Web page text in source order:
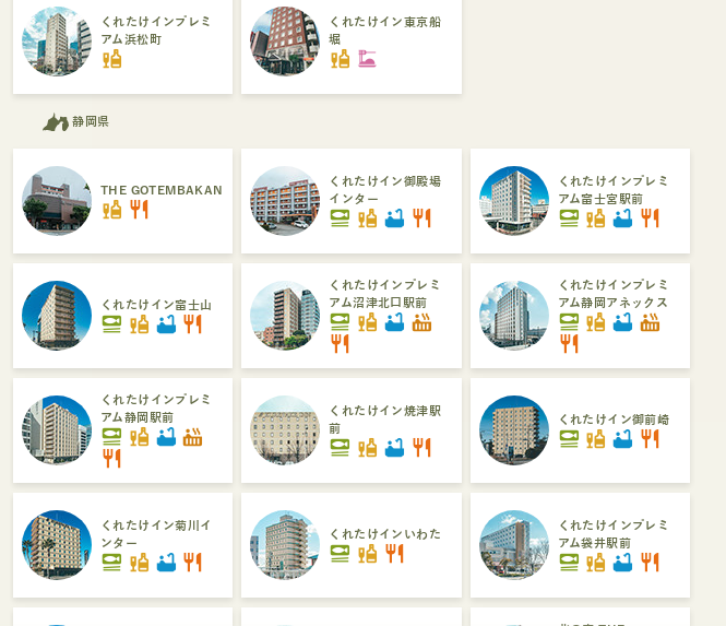
くれたけインプレミ
アム浜松町
liquor
くれたけイン東京船
堀
liquor dinner_dining
静岡県
THE GOTEMBAKAN
liquor restaurant
くれたけイン御殿場
インター
set_meal liquor bathtub restaurant
くれたけインプレミ
アム富士宮駅前
set_meal liquor bathtub restaurant
くれたけイン富士山
set_meal liquor bathtub restaurant
くれたけインプレミ
アム沼津北口駅前
set_meal liquor bathtub hot_tub
restaurant
くれたけインプレミ
アム静岡アネックス
set_meal liquor bathtub hot_tub
restaurant
くれたけインプレミ
アム静岡駅前
set_meal liquor bathtub hot_tub
restaurant
くれたけイン焼津駅
前
set_meal liquor bathtub restaurant
くれたけイン御前崎
set_meal liquor bathtub restaurant
くれたけイン菊川イ
ンター
set_meal liquor bathtub restaurant
くれたけインいわた
set_meal liquor restaurant
くれたけインプレミ
アム袋井駅前
set_meal liquor bathtub restaurant